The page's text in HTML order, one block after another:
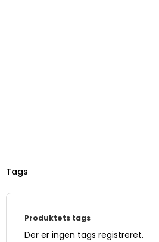
Tags
Produktets tags
Der er ingen tags registreret.